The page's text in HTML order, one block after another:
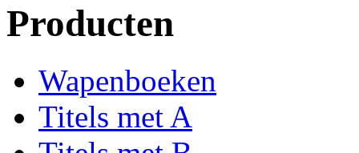
Producten
Wapenboeken
Titels met A